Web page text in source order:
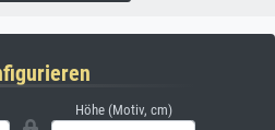
Höhe (Motiv, cm)